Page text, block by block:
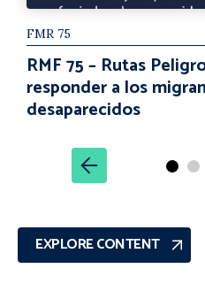
FMR 75
RMF 75 – Rutas
responder a los
desaparecidos
EXPLORE CONTENT